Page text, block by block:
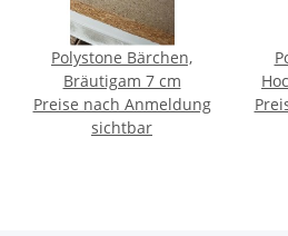
Polystone Bärchen,
Bräutigam 7 cm
Preise nach Anmeldung
sichtbar